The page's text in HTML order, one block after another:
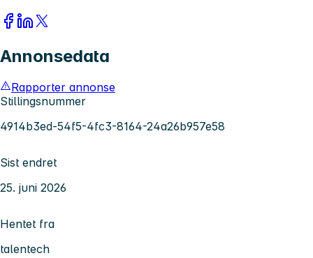
Annonsedata
Rapporter annonse
Stillingsnummer
4914b3ed-54f5-4fc3-8164-24a26b957e58
Sist endret
25. juni 2026
Hentet fra
talentech